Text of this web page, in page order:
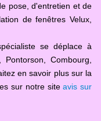
pose, d'entretien et de
de fenêtres Velux,
se déplace à
Combourg,
en savoir plus sur la
sur notre siteavis sur